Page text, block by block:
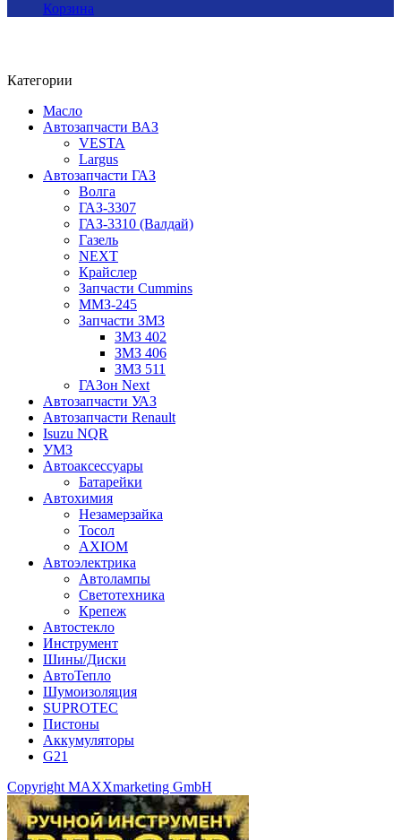
Корзина
Категории
Масло
Автозапчасти ВАЗ
VESTA
Largus
Автозапчасти ГАЗ
Волга
ГАЗ-3307
ГАЗ-3310 (Валдай)
Газель
NEXT
Крайслер
Запчасти Cummins
ММЗ-245
Запчасти ЗМЗ
ЗМЗ 402
ЗМЗ 406
ЗМЗ 511
ГАЗон Next
Автозапчасти УАЗ
Автозапчасти Renault
Isuzu NQR
УМЗ
Автоаксессуары
Батарейки
Автохимия
Незамерзайка
Тосол
AXIOM
Автоэлектрика
Автолампы
Светотехника
Крепеж
Автостекло
Инструмент
Шины/Диски
АвтоТепло
Шумоизоляция
SUPROTEC
Пистоны
Аккумуляторы
G21
Copyright MAXXmarketing GmbH